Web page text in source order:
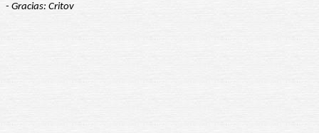
- Gracias: Critov